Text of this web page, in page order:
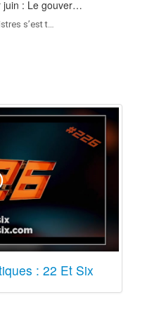
juin : Le gouver…
s’est t…
: 22 Et Six